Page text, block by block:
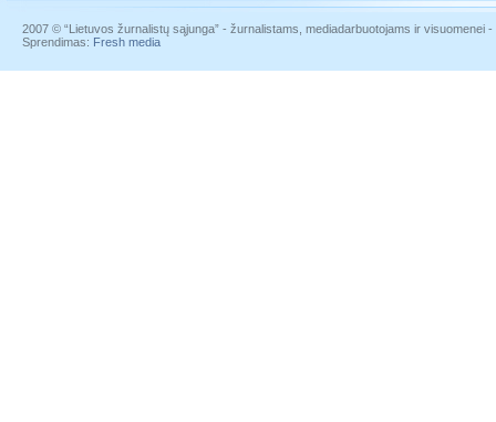
2007 © “Lietuvos žurnalistų sąjunga” - žurnalistams, mediadarbuotojams ir visuomenei
Sprendimas: Fresh media